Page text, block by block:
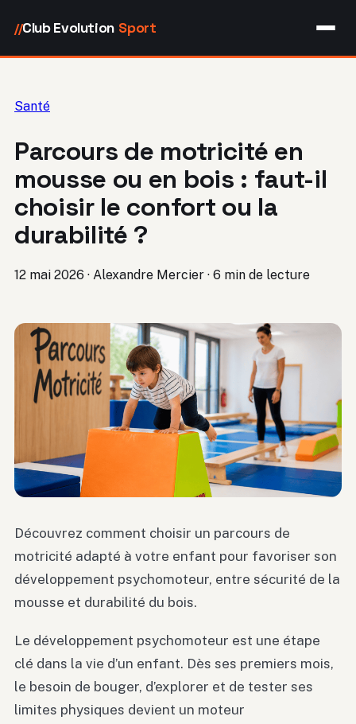
//Club Evolution Sport
Santé
Parcours de motricité en
mousse ou en bois : faut-il
choisir le confort ou la
durabilité ?
12 mai 2026 · Alexandre Mercier · 6 min de lecture
Découvrez comment choisir un parcours de
motricité adapté à votre enfant pour favoriser son
développement psychomoteur, entre sécurité de la
mousse et durabilité du bois.
Le développement psychomoteur est une étape
clé dans la vie d’un enfant. Dès ses premiers mois,
le besoin de bouger, d’explorer et de tester ses
limites physiques devient un moteur